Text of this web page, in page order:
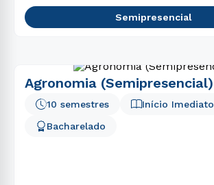
Semipresencial
Agronomia (Semipresencial)
10 semestres
Início Imediato
Bacharelado